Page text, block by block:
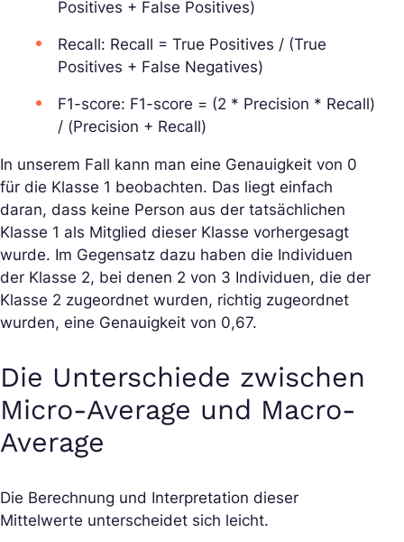
Positives + False Positives)
Recall: Recall = True Positives / (True
Positives + False Negatives)
F1-score: F1-score = (2 * Precision * Recall)
/ (Precision + Recall)
In unserem Fall kann man eine Genauigkeit von 0
für die Klasse 1 beobachten. Das liegt einfach
daran, dass keine Person aus der tatsächlichen
Klasse 1 als Mitglied dieser Klasse vorhergesagt
wurde. Im Gegensatz dazu haben die Individuen
der Klasse 2, bei denen 2 von 3 Individuen, die der
Klasse 2 zugeordnet wurden, richtig zugeordnet
wurden, eine Genauigkeit von 0,67.
Die Unterschiede zwischen
Micro-Average und Macro-
Average
Die Berechnung und Interpretation dieser
Mittelwerte unterscheidet sich leicht.